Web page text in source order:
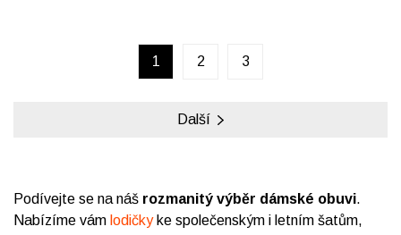
Podívejte se na náš rozmanitý výběr dámské obuvi.
Nabízíme vám lodičkyke společenským i letním šatům,
1 2 3
Další